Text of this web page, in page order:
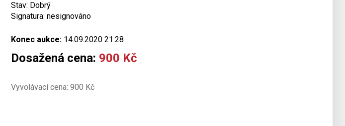
Stav: Dobrý
Signatura: nesignováno
Konec aukce: 14.09.2020 21:28
Dosažená cena: 900 Kč
Vyvolávací cena: 900 Kč